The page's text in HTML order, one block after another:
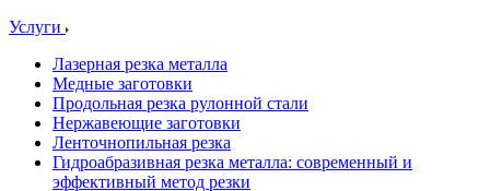
Услуги
Лазерная резка металла
Медные заготовки
Продольная резка рулонной стали
Нержавеющие заготовки
Ленточнопильная резка
Гидроабразивная резка металла: современный и
эффективный метод резки